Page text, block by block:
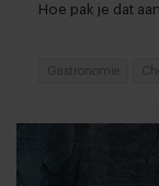
Hoe pak je dat
Gastronomie